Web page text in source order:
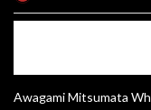
Awagami Mitsumata